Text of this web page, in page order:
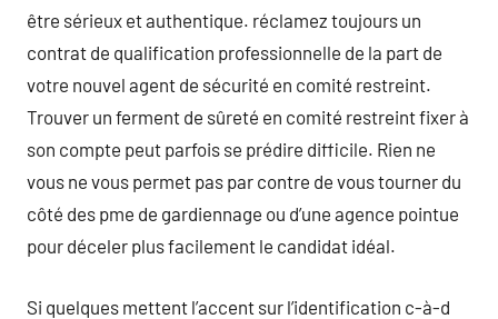
être sérieux et authentique. réclamez toujours un
contrat de qualification professionnelle de la part de
votre nouvel agent de sécurité en comité restreint.
Trouver un ferment de sûreté en comité restreint fixer à
son compte peut parfois se prédire difficile. Rien ne
vous ne vous permet pas par contre de vous tourner du
côté des pme de gardiennage ou d’une agence pointue
pour déceler plus facilement le candidat idéal.
Si quelques mettent l’accent sur l’identification c-à-d